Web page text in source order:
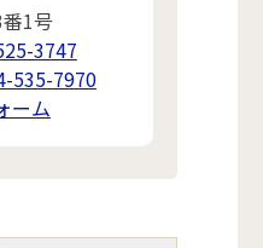
1号
3747
535-7970
ーム